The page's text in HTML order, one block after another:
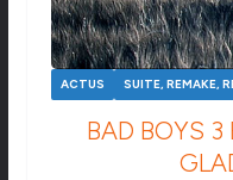
ACTUS SUITE, REMAKE,
BAD BOYS 3